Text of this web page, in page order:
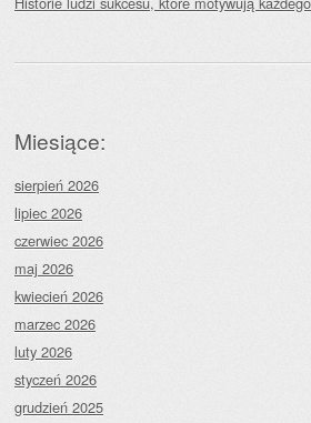
Miesiące:
sierpień 2026
lipiec 2026
czerwiec 2026
maj 2026
kwiecień 2026
marzec 2026
luty 2026
styczeń 2026
grudzień 2025